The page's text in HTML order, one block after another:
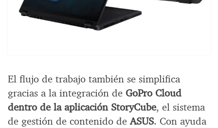
El flujo de trabajo también se simplifica
gracias a la integración de GoPro Cloud
dentro de la aplicación StoryCube, el sistema
de gestión de contenido deASUS. Con ayuda